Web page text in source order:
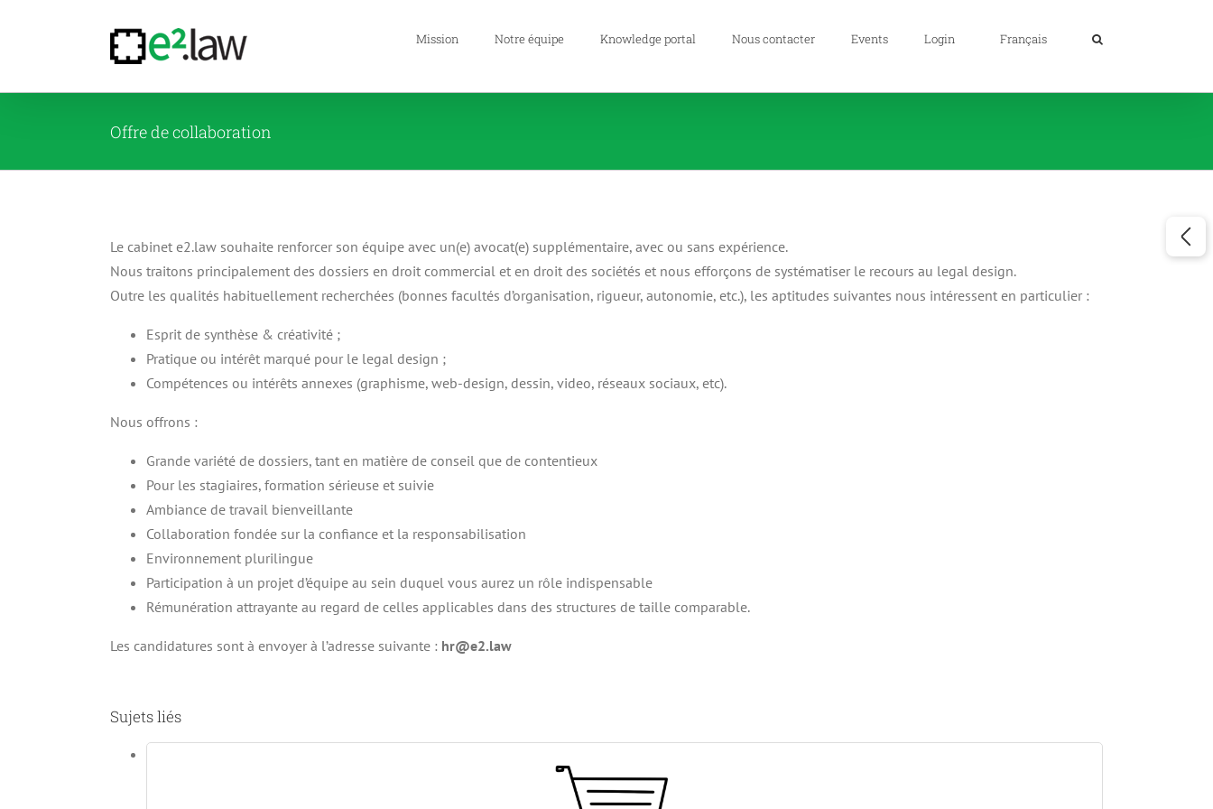
Mission Notre équipe Knowledge portal Nous contacter Events Login Français
Offre de collaboration
Le cabinet e2.law souhaite renforcer son équipe avec un(e) avocat(e) supplémentaire, avec ou sans expérience.
Nous traitons principalement des dossiers en droit commercial et en droit des sociétés et nous efforçons de systématiser le recours au legal design.
Outre les qualités habituellement recherchées (bonnes facultés d’organisation, rigueur, autonomie, etc.), les aptitudes suivantes nous intéressent en particulier :
Esprit de synthèse & créativité ;
Pratique ou intérêt marqué pour le legal design ;
Compétences ou intérêts annexes (graphisme, web-design, dessin, video, réseaux sociaux, etc).
Nous offrons :
Grande variété de dossiers, tant en matière de conseil que de contentieux
Pour les stagiaires, formation sérieuse et suivie
Ambiance de travail bienveillante
Collaboration fondée sur la confiance et la responsabilisation
Environnement plurilingue
Participation à un projet d’équipe au sein duquel vous aurez un rôle indispensable
Rémunération attrayante au regard de celles applicables dans des structures de taille comparable.
Les candidatures sont à envoyer à l’adresse suivante : hr@e2.law
Sujets liés